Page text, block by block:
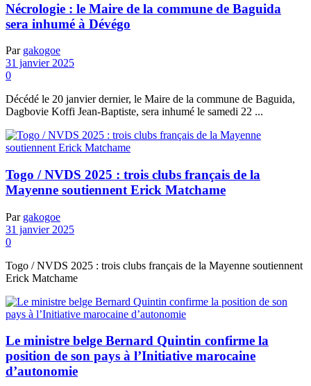
Nécrologie : le Maire de la commune de Baguida
sera inhumé à Dévégo
Par gakogoe
31 janvier 2025
0
Décédé le 20 janvier dernier, le Maire de la commune de Baguida,
Dagbovie Koffi Jean-Baptiste, sera inhumé le samedi 22 ...
Togo / NVDS 2025 : trois clubs français de la
Mayenne soutiennent Erick Matchame
Par gakogoe
31 janvier 2025
0
Togo / NVDS 2025 : trois clubs français de la Mayenne soutiennent
Erick Matchame
Le ministre belge Bernard Quintin confirme la
position de son pays à l’Initiative marocaine
d’autonomie